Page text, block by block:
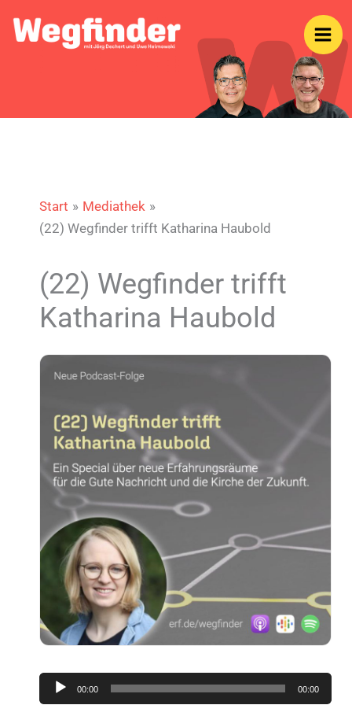
Inhalt
Start
Mediathek
(22) Wegfinder trifft Katharina Haubold
(22) Wegfinder trifft
Katharina Haubold
Audio-00:00 00:00